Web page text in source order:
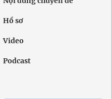
Hồ sơ
Video
Podcast